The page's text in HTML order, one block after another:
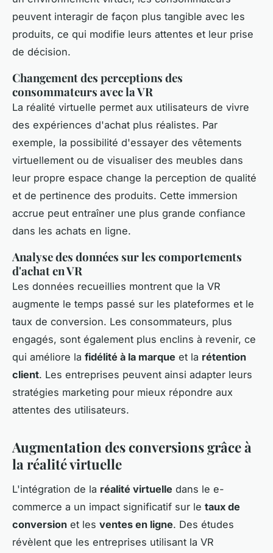
peuvent interagir de façon plus tangible avec les
produits, ce qui modifie leurs attentes et leur prise
de décision.
Changement des perceptions des
consommateurs avec la VR
La réalité virtuelle permet aux utilisateurs de vivre
des expériences d'achat plus réalistes. Par
exemple, la possibilité d'essayer des vêtements
virtuellement ou de visualiser des meubles dans
leur propre espace change la perception de qualité
et de pertinence des produits. Cette immersion
accrue peut entraîner une plus grande confiance
dans les achats en ligne.
Analyse des données sur les comportements
d'achat en VR
Les données recueillies montrent que la VR
augmente le temps passé sur les plateformes et le
taux de conversion. Les consommateurs, plus
engagés, sont également plus enclins à revenir, ce
qui améliore la fidélité à la marque et la rétention
client. Les entreprises peuvent ainsi adapter leurs
stratégies marketing pour mieux répondre aux
attentes des utilisateurs.
Augmentation des conversions grâce à
la réalité virtuelle
L'intégration de la réalité virtuelle dans le e-
commerce a un impact significatif sur le taux de
conversion et les ventes en ligne. Des études
révèlent que les entreprises utilisant la VR